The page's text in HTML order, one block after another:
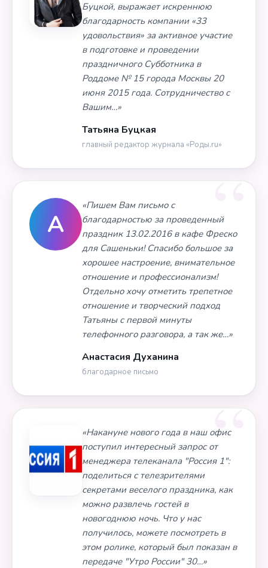
Буцкой, выражает искреннюю
благодарность компании «33
удовольствия» за активное участие
в подготовке и проведении
праздничного Субботника в
Роддоме № 15 города Москвы 20
июня 2015 года. Сотрудничество с
Вашим…»
Татьяна Буцкая
главный редактор журнала «Роды.ru»
А
«Пишем Вам письмо с
благодарностью за проведенный
праздник 13.02.2016 в кафе Фреско
для Сашеньки! Спасибо большое за
хорошее настроение, внимательное
отношение и профессионализм!
Отдельно хочу отметить трепетное
отношение и творческий подход
Татьяны с первой минуты
телефонного разговора, а так же…»
Анастасия Духанина
благодарное письмо
«Накануне нового года в наш офис
поступил интересный запрос от
менеджера телеканала "Россия 1":
поделиться с телезрителями
секретами веселого праздника, как
можно развлечь гостей в
новогоднюю ночь. Что у нас
получилось, можете посмотреть в
этом ролике, который был показан в
передаче "Утро России" 30…»